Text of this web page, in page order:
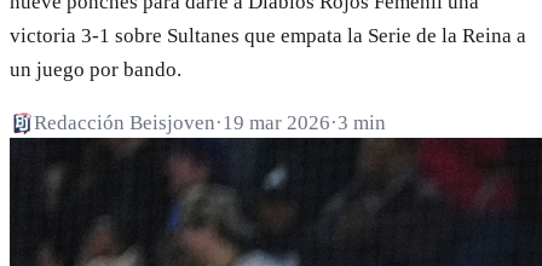
victoria 3-1 sobre Sultanes que empata la Serie de la Reina a
un juego por bando.
Redacción Beisjoven·19 mar 2026·3 min